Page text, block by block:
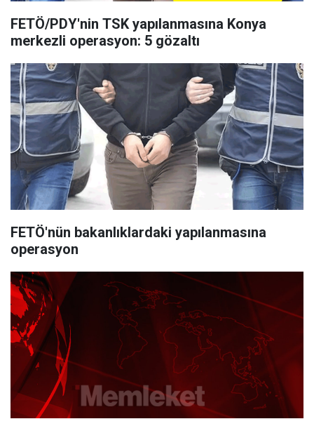
FETÖ/PDY'nin TSK yapılanmasına Konya
merkezli operasyon: 5 gözaltı
FETÖ'nün bakanlıklardaki yapılanmasına
operasyon